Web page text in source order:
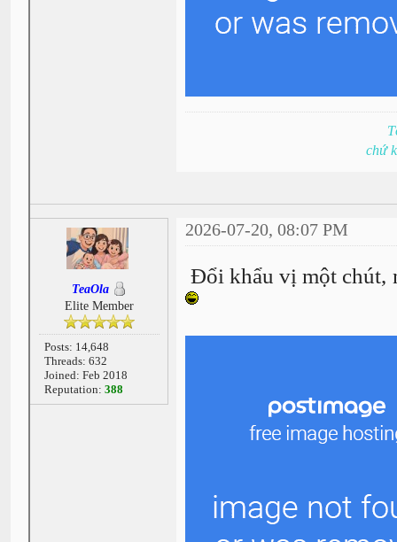
chứ
TeaOla
Elite Member
Posts: 14,648
Threads: 632
Joined: Feb 2018
Reputation: 388
2026-07-20, 08:07 PM
Đổi khẩu vị một chút,